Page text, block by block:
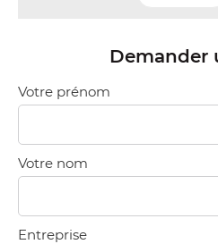
Demander
Votre prénom
Votre nom
Entreprise